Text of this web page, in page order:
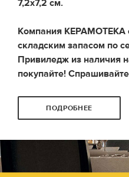
7,2х7,2 см.
Компания КЕРАМОТЕКА
складским запасом по
Привиледж из наличия
покупайте!
ПОДРОБНЕЕ